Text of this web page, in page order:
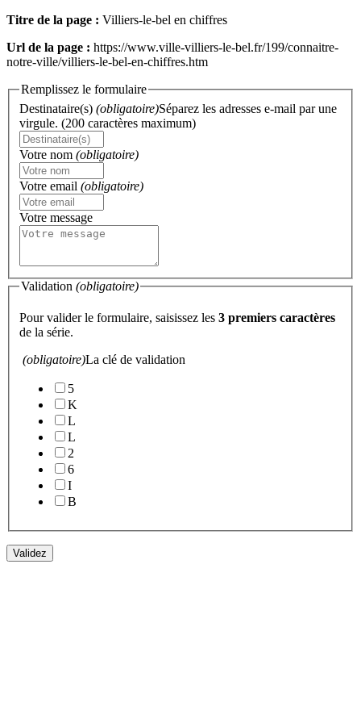
Titre de la page : Villiers-le-bel en chiffres
Url de la page : https://www.ville-villiers-le-bel.fr/199/connaitre-
notre-ville/villiers-le-bel-en-chiffres.htm
Remplissez le formulaire
Destinataire(s) (obligatoire)Séparez les adresses e-mail par une
virgule. (200 caractères maximum)
Votre nom (obligatoire)
Votre email (obligatoire)
Votre message
Validation (obligatoire)
Pour valider le formulaire, saisissez les 3 premiers caractères
de la série.
(obligatoire)La clé de validation
5
K
L
L
2
6
I
B
Validez